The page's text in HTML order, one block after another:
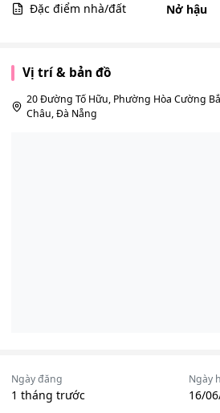
Đặc điểm nhà/đất Nở hậu
Vị trí & bản đồ
20 Đường Tố Hữu, Phường Hòa Cường
Châu, Đà Nẵng
Ngày đăng
1 tháng trước
Ngày
16/